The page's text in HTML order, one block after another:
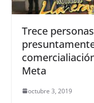
Trece
Meta
octubre 3, 2019